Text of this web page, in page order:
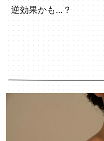
逆効果かも…？